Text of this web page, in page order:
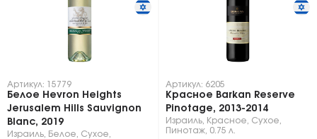
Артикул: 15779
Белое Hevron Heights
Jerusalem Hills Sauvignon
Blanc, 2019
Израиль Белое Сухое
Артикул: 6205
Красное Barkan Reserve
Pinotage, 2013-2014
Израиль Красное Сухое
Пинотаж 0.75 л.